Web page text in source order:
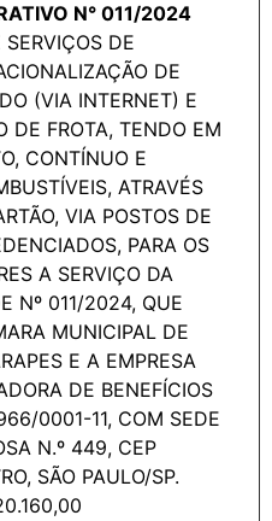
N° 011/2024
SERVIÇOS DE
DE
(VIA INTERNET) E
DE FROTA, TENDO EM
CONTÍNUO E
ATRAVÉS
VIA POSTOS DE
PARA OS
A SERVIÇO DA
Nº 011/2024, QUE
MUNICIPAL DE
E A EMPRESA
DE BENEFÍCIOS
0001-11, COM SEDE
N.º 449, CEP
SÃO PAULO/SP.